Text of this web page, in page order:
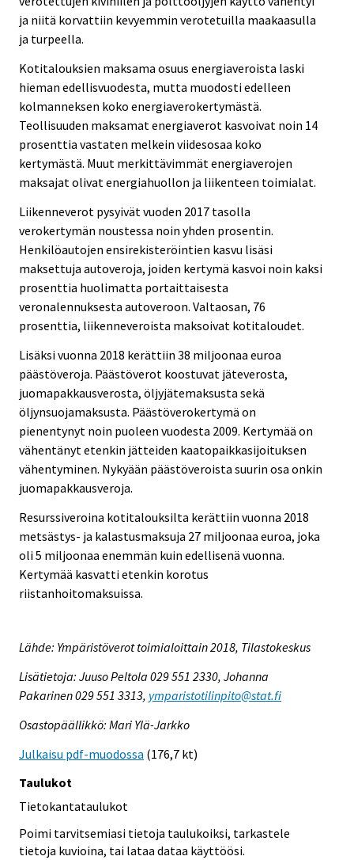
ja niitä korvattiin kevyemmin verotetuilla maakaasulla
ja turpeella.
Kotitalouksien maksama osuus energiaveroista laski
hieman edellisvuodesta, mutta muodosti edelleen
kolmanneksen koko energiaverokertymästä.
Teollisuuden maksamat energiaverot kasvoivat noin 14
prosenttia vastaten melkein viidesosaa koko
kertymästä. Muut merkittävimmät energiaverojen
maksajat olivat energiahuollon ja liikenteen toimialat.
Liikenneverot pysyivät vuoden 2017 tasolla
verokertymän noustessa noin yhden prosentin.
Henkilöautojen ensirekisteröintien kasvu lisäsi
maksettuja autoveroja, joiden kertymä kasvoi noin kaksi
prosenttia huolimatta portaittaisesta
veronalennuksesta autoveroon. Valtaosan, 76
prosenttia, liikenneveroista maksoivat kotitaloudet.
Lisäksi vuonna 2018 kerättiin 38 miljoonaa euroa
päästöveroja. Päästöverot koostuvat jäteverosta,
juomapakkausverosta, öljyjätemaksusta sekä
öljynsuojamaksusta. Päästöverokertymä on
pienentynyt noin puoleen vuodesta 2009. Kertymää on
vähentänyt etenkin jätteiden kaatopaikkasijoituksen
vähentyminen. Nykyään päästöveroista suurin osa onkin
juomapakkausveroja.
Resurssiveroina kotitalouksilta kerättiin vuonna 2018
metsästys- ja kalastusmaksuja 27 miljoonaa euroa, joka
oli 5 miljoonaa enemmän kuin edellisenä vuonna.
Kertymää kasvatti etenkin korotus
riistanhoitomaksuissa.
Lähde: Ympäristöverot toimialoittain 2018, Tilastokeskus
Lisätietoja: Juuso Peltola 029 551 2330, Johanna
Pakarinen 029 551 3313, ymparistotilinpito@stat.fi
Osastopäällikkö: Mari Ylä-Jarkko
Julkaisu pdf-muodossa (176,7 kt)
Taulukot
Tietokantataulukot
Poimi tarvitsemiasi tietoja taulukoiksi, tarkastele
tietoja kuvioina, tai lataa dataa käyttöösi.